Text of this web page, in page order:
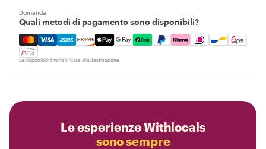
Domanda
Quali metodi di pagamento sono disponibili?
Mastercard, Visa, Amex, Discover, Apple Pay, Google
La disponibilità varia in base alla destinazione
Le esperienze Withlocals
sono sempre